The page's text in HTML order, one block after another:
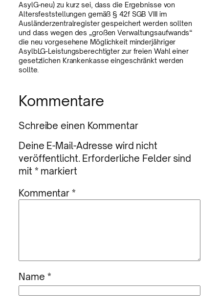
AsylG-neu) zu kurz sei, dass die Ergebnisse von
Altersfeststellungen gemäß § 42f SGB VIII im
Ausländerzentralregister gespeichert werden sollten
und dass wegen des „großen Verwaltungsaufwands“
die neu vorgesehene Möglichkeit minderjähriger
AsylbLG-Leistungsberechtigter zur freien Wahl einer
gesetzlichen Krankenkasse eingeschränkt werden
sollte.
Kommentare
Schreibe einen Kommentar
Deine E-Mail-Adresse wird nicht
veröffentlicht. Erforderliche Felder sind
mit * markiert
Kommentar*
Name *